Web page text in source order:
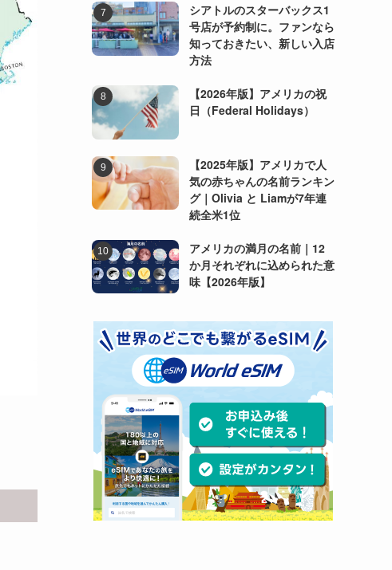
シアトルのスターバックス1
号店が予約制に。ファンなら
知っておきたい、新しい入店
方法
【2026年版】アメリカの祝
日（Federal Holidays）
【2025年版】アメリカで人
気の赤ちゃんの名前ランキン
グ｜Olivia と Liamが7年連
続全米1位
アメリカの満月の名前｜12
か月それぞれに込められた意
味【2026年版】